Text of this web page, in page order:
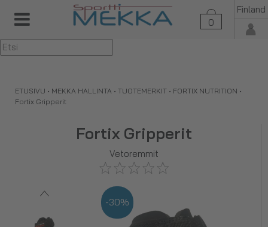
0
Finland
▼
ETUSIVU • MEKKA HALLINTA • TUOTEMERKIT • FORTIX NUTRITION •
Fortix Gripperit
Fortix Gripperit
Vetoremmit
-30%